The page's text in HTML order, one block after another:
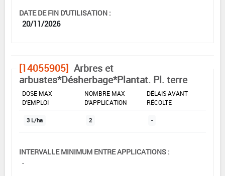
DATE DE FIN D'UTILISATION :
20/11/2026
[14055905] Arbres et
arbustes*Désherbage*Plantat. Pl. terre
DOSE MAX
D'EMPLOI
NOMBRE MAX
D'APPLICATION
DÉLAIS AVANT
RÉCOLTE
3 L/ha 2 -
INTERVALLE MINIMUM ENTRE APPLICATIONS :
-